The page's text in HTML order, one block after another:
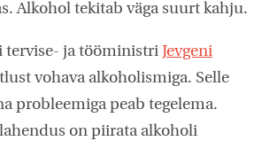
Alkohol tekitab väga suurt kahju.
tervise- ja tööministri Jevgeni
vohava alkoholismiga. Selle
probleemiga peab tegelema.
on piirata alkoholi